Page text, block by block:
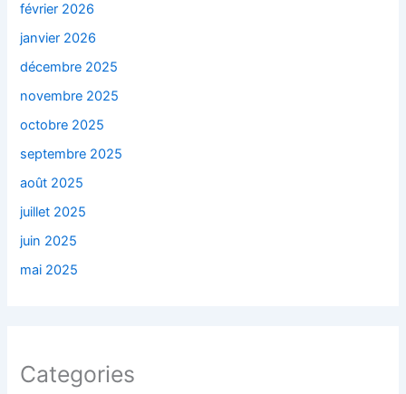
février 2026
janvier 2026
décembre 2025
novembre 2025
octobre 2025
septembre 2025
août 2025
juillet 2025
juin 2025
mai 2025
Categories